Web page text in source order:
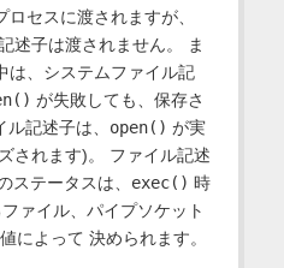
ロセスに渡されますが、
述子は渡されません。 ま
は、システムファイル記
が失敗しても、保存さ
記述子は、 open() が実
されます)。 ファイル記述
ステータスは、 exec() 時
ァイル、パイプソケット
によって 決められます。